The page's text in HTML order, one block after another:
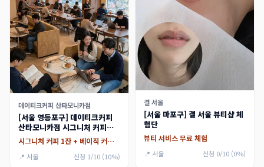
데이티크커피 산타모니카점
[서울 영등포구] 데이티크커피
산타모니카점 시그니처 커피와
소금빵 맛집
시그니처 커피 1잔 + 베이직 커피 1잔, 소금빵 1ea + 베이커리 1종
📍 서울 신청 1/10 (10%)
결 서울
[서울 마포구] 결 서울 뷰티샵 체
험단
뷰티 서비스 무료 체험
📍 서울 신청 0/10 (0%)